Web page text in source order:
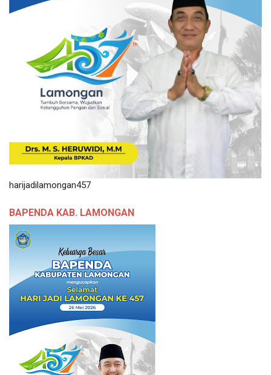
harijadilamongan457
BAPENDA KAB. LAMONGAN